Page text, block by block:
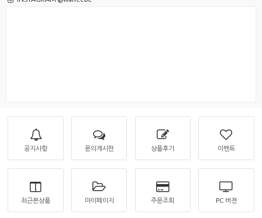
공지사항 문의게시판 상품후기 이벤트
최근본상품 마이페이지 주문조회 PC 버젼